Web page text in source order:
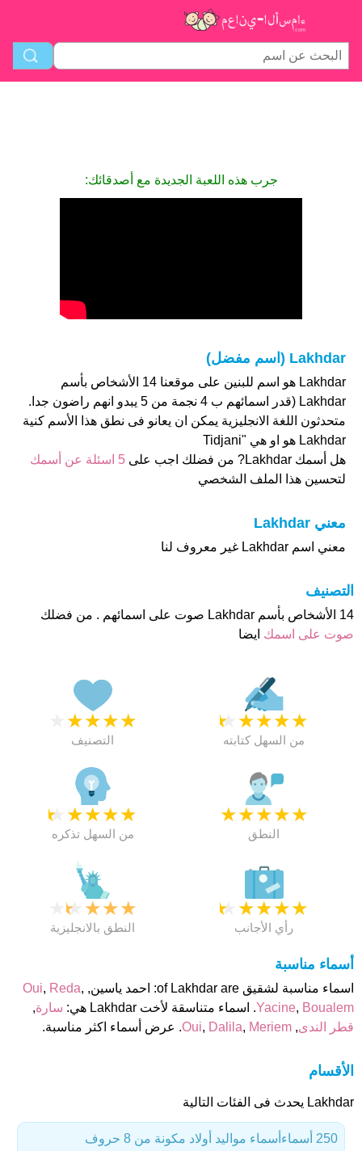
جرب هذه اللعبة الجديدة مع أصدقائك:
Lakhdar (اسم مفضل)
Lakhdar هو اسم للبنين على موقعنا 14 الأشخاص بأسم
Lakhdar (قدر اسمائهم ب 4 نجمة من 5 يبدو انهم راضون جدا.
متحدثون اللغة الانجليزية يمكن ان يعانو فى نطق هذا الأسم كنية
Lakhdar هو او هي "Tidjani
هل أسمك Lakhdar? من فضلك اجب على
5 اسئلة عن أسمك
لتحسين هذا الملف الشخصي
معني Lakhdar
معني اسم Lakhdar غير معروف لنا
التصنيف
14 الأشخاص بأسم Lakhdar صوت على اسمائهم . من فضلك
صوت على اسمك ايضا
★
★
★
★
التصنيف
★
★
★
★
★
من السهل كتابته
★
★
★
★
★
من السهل تذكره
★
★
★
★
★
النطق
★
★
★
★
النطق بالانجليزية
★
★
★
★
★
رأي الأجانب
أسماء مناسبة
اسماء مناسبة لشقيق of Lakhdar are: احمد ياسين, Oui, Reda,
Yacine, Boualem . اسماء متناسقة لأخت Lakhdar هي: سارة,
قطر الندى,
Oui, Dalila, Meriem . عرض أسماء اكثر مناسبة.
الأقسام
Lakhdar يحدث فى الفئات التالية
أسماء مواليد أولاد مكونة من 8 حروف 250 أسماء